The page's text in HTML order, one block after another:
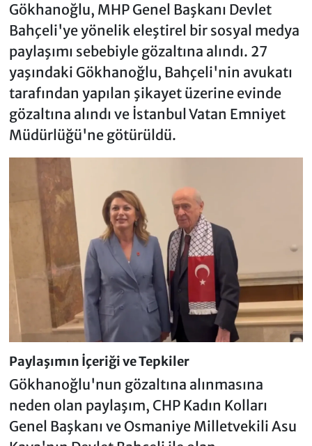
Gökhanoğlu, MHP Genel Başkanı Devlet
Bahçeli'ye yönelik eleştirel bir sosyal medya
paylaşımı sebebiyle gözaltına alındı. 27
yaşındaki Gökhanoğlu, Bahçeli'nin avukatı
tarafından yapılan şikayet üzerine evinde
gözaltına alındı ve İstanbul Vatan Emniyet
Müdürlüğü'ne götürüldü.
Paylaşımın İçeriği ve Tepkiler
Gökhanoğlu'nun gözaltına alınmasına
neden olan paylaşım, CHP Kadın Kolları
Genel Başkanı ve Osmaniye Milletvekili Asu